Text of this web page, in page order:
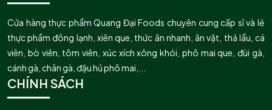
Cửa hàng thực phẩm Quang Đại Foods chuyên cung cấp sỉ và lẻ
thực phẩm đông lạnh, xiên que, thức ăn nhanh, ăn vặt, thả lẩu, cá
viên, bò viên, tôm viên, xúc xích xông khói, phô mai que, đùi gà,
cánh gà, chân gà, đậu hủ phô mai,...
CHÍNH SÁCH